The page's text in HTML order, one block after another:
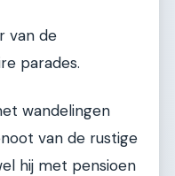
van de
parades.
wandelingen
van de rustige
hij met pensioen